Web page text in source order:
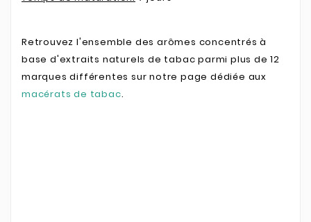
Retrouvez l'ensemble des arômes concentrés à
base d'extraits naturels de tabac parmi plus de 12
marques différentes sur notre page dédiée aux
macérats de tabac.